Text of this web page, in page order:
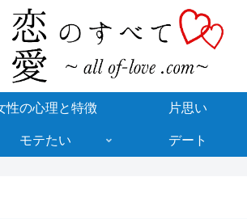
性の心理と特徴 片思い
モテたい デート